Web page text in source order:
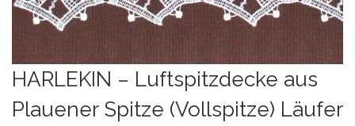
HARLEKIN – Luftspitzdecke aus
Plauener Spitze (Vollspitze) Läufer